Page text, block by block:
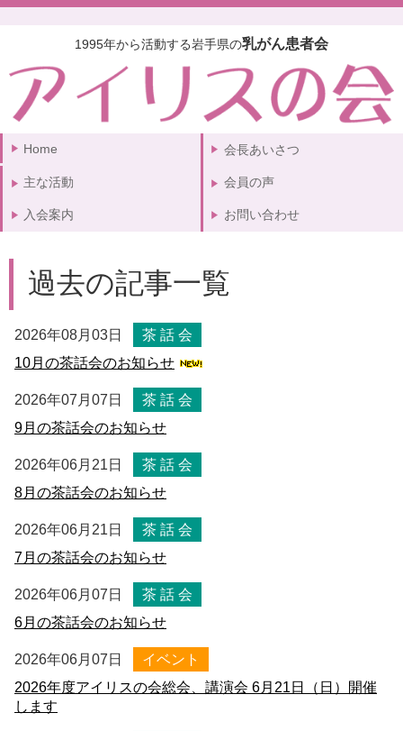
1995年から活動する岩手県の乳がん患者会
Home 会長あいさつ
主な活動 会員の声
入会案内 お問い合わせ
過去の記事一覧
2026年08月03日
茶 話 会
10月の茶話会のお知らせ
2026年07月07日
茶 話 会
9月の茶話会のお知らせ
2026年06月21日
茶 話 会
8月の茶話会のお知らせ
2026年06月21日
茶 話 会
7月の茶話会のお知らせ
2026年06月07日
茶 話 会
6月の茶話会のお知らせ
2026年06月07日
イベント
2026年度アイリスの会総会、講演会 6月21日（日）開催
します